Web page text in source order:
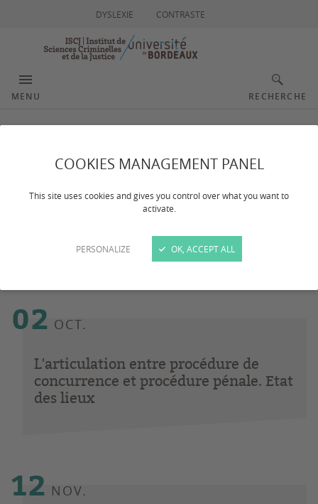
COOKIES MANAGEMENT PANEL
This site uses cookies and gives you control over what you want to
activate.
PERSONALIZE OK, ACCEPT ALL
DYSLEXIE CONTRASTE
MENU RECHERCHE
Evénements
Toutes les thématiques
02 OCT.
L'articulation entre procédure de
concurrence et procédure pénale. Etat
des lieux
12 NOV.